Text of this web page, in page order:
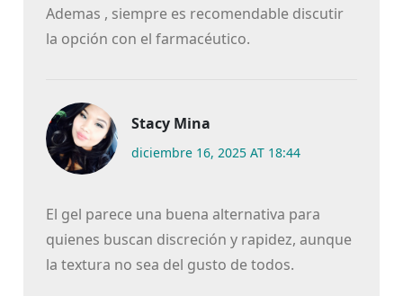
Ademas , siempre es recomendable discutir
la opción con el farmacéutico.
Stacy Mina
diciembre 16, 2025 AT 18:44
El gel parece una buena alternativa para
quienes buscan discreción y rapidez, aunque
la textura no sea del gusto de todos.